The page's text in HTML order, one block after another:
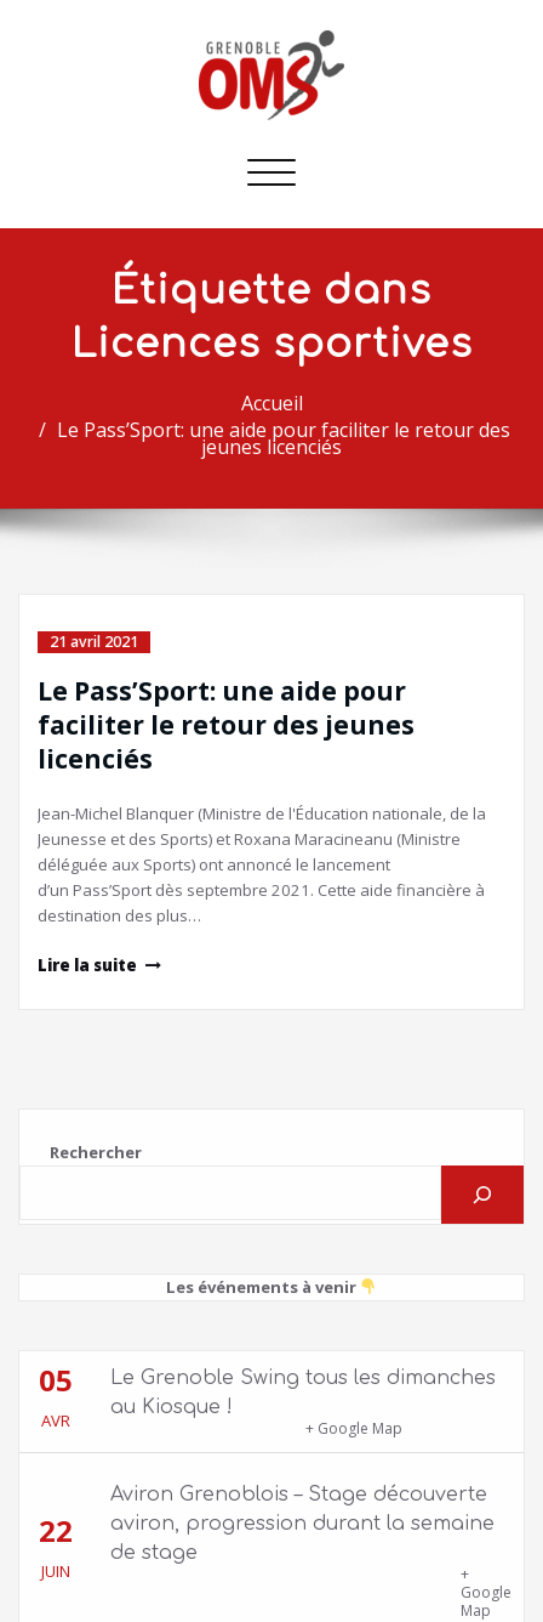
Afficher/masquer
navigation
Étiquette dans
Licences sportives
Accueil
Le Pass’Sport: une aide pour faciliter le retour des
jeunes licenciés
21 avril 2021
Le Pass’Sport: une aide pour
faciliter le retour des jeunes
licenciés
Jean-Michel Blanquer (Ministre de l'Éducation nationale, de la
Jeunesse et des Sports) et Roxana Maracineanu (Ministre
déléguée aux Sports) ont annoncé le lancement
d’un Pass’Sport dès septembre 2021. Cette aide financière à
destination des plus…
Lire la suite
Rechercher
Les événements à venir
05
AVR
Le Grenoble Swing tous les dimanches
au Kiosque !
+ Google Map
22
JUIN
Aviron Grenoblois – Stage découverte
aviron, progression durant la semaine
de stage
+
Google
Map